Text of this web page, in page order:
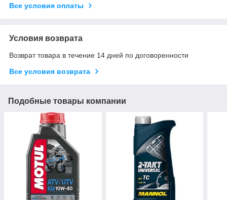
Все условия оплаты
Условия возврата
Возврат товара в течение 14 дней по договоренности
Все условия возврата
Подобные товары компании